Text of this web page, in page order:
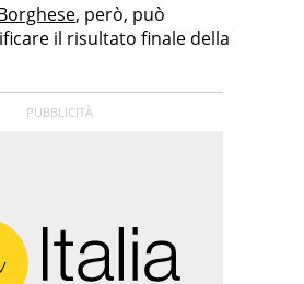
, però, può
il risultato finale della